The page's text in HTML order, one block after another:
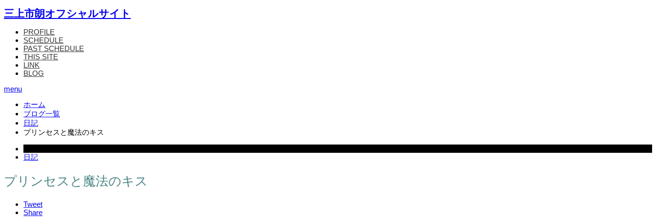
三上市朗オフシャルサイト
PROFILE
SCHEDULE
PAST SCHEDULE
THIS SITE
LINK
BLOG
menu
ホーム
ブログ一覧
日記
プリンセスと魔法のキス
日記
プリンセスと魔法のキス
Tweet
Share